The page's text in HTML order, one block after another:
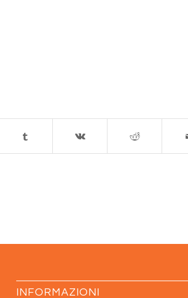
INFORMAZIONI